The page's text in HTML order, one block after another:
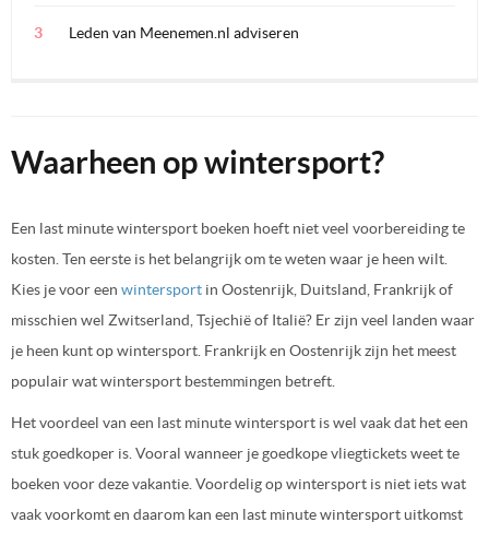
Leden van Meenemen.nl adviseren
Waarheen op wintersport?
Een last minute wintersport boeken hoeft niet veel voorbereiding te
kosten. Ten eerste is het belangrijk om te weten waar je heen wilt.
Kies je voor een wintersport in Oostenrijk, Duitsland, Frankrijk of
misschien wel Zwitserland, Tsjechië of Italië? Er zijn veel landen waar
je heen kunt op wintersport. Frankrijk en Oostenrijk zijn het meest
populair wat wintersport bestemmingen betreft.
Het voordeel van een last minute wintersport is wel vaak dat het een
stuk goedkoper is. Vooral wanneer je goedkope vliegtickets weet te
boeken voor deze vakantie. Voordelig op wintersport is niet iets wat
vaak voorkomt en daarom kan een last minute wintersport uitkomst